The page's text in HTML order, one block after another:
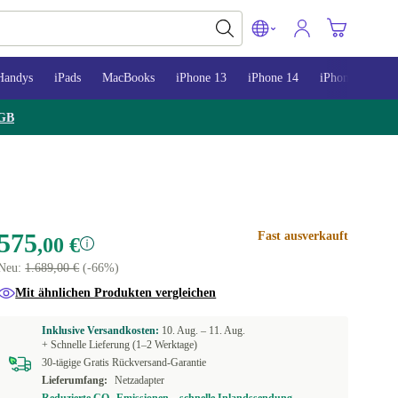
iPads MacBooks iPhone 13 iPhone 14 iPhone 15
,00 €
1.689,00 €(-66%)
Fast ausverkauft
Mit ähnlichen Produkten vergleichen
Inklusive Versandkosten: 10. Aug. – 11. Aug.
+ Schnelle Lieferung (1–2 Werktage)
30-tägige Gratis Rückversand-Garantie
Lieferumfang:
Netzadapter